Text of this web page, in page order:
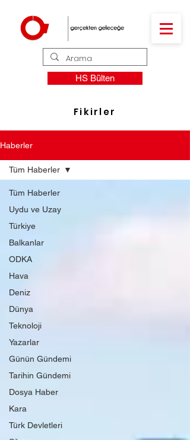
HS Bülten
Fikirler
Haberler
Tüm Haberler
Uydu ve Uzay
Türkiye
Balkanlar
ODKA
Hava
Deniz
Dünya
Teknoloji
Yazarlar
Günün Gündemi
Tarihin Gündemi
Dosya Haber
Kara
Türk Devletleri
Tüm Haberler